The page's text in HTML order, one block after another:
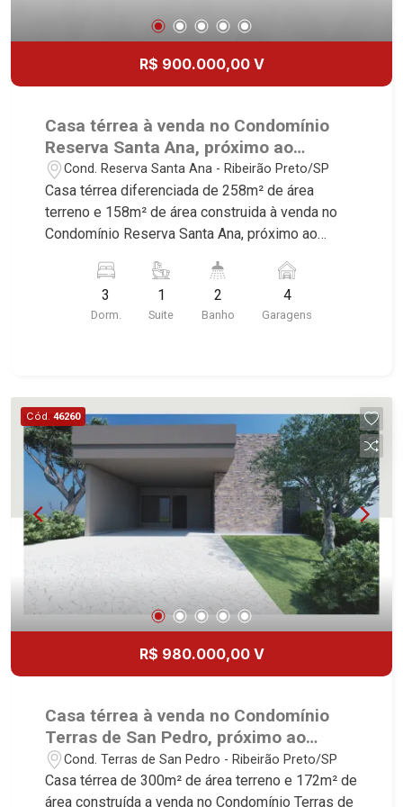
R$ 900.000,00 V
Casa térrea à venda no Condomínio
Reserva Santa Ana, próximo ao
Cenourão - Ribeirão Preto/SP.
Cond. Reserva Santa Ana - Ribeirão Preto/SP
Casa térrea diferenciada de 258m² de área
terreno e 158m² de área construida à venda no
Condomínio Reserva Santa Ana, próximo ao
Ribeirão Preto/SP. Conheça as características
deste imóvel que a Martinelli Imobiliária
selecionou para você: - 258m² de área terreno e
churrasqueira - Quintal - Corredor lateral -
Paisagismo - Cerca elétrica - Iluminação - 4
vagas sendo 2 cobertas - Fino acabamento - Alto
padrão Martinelli Imobiliária, referência no
mercado imobiliário desde 2000! Avenida João
Fiúsa, 1051 - Alto da Boa Vista | Ribeirão Preto.
3
Dorm.
1
Suite
2
Banho
4
Garagens
Cód. 46260
R$ 980.000,00 V
Casa térrea à venda no Condomínio
Terras de San Pedro, próximo ao
Ribeirão Shopping - Ribeirão Preto/SP.
Cond. Terras de San Pedro - Ribeirão Preto/SP
Casa térrea de 300m² de área terreno e 172m² de
área construída a venda no Condomínio Terras de